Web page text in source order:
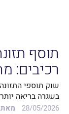
תוסף
רכיבים:
של
שוק תוספי
בשגרה בריאה
28/05/2026